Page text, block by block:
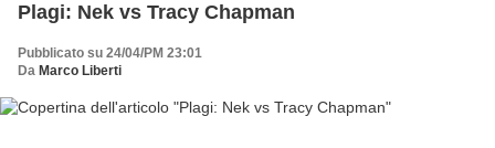
Plagi: Nek vs Tracy Chapman
Pubblicato su 24/04/PM 23:01
Da Marco Liberti